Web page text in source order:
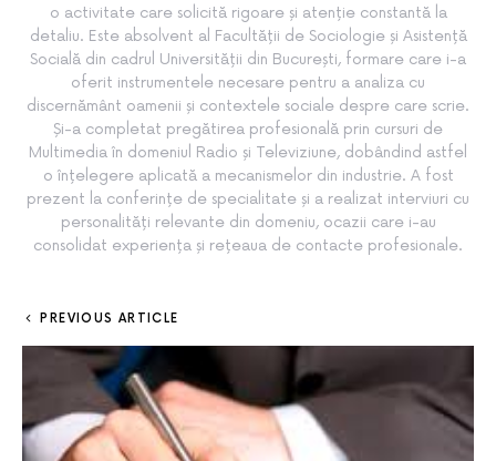
o activitate care solicită rigoare și atenție constantă la
detaliu. Este absolvent al Facultății de Sociologie și Asistență
Socială din cadrul Universității din București, formare care i-a
oferit instrumentele necesare pentru a analiza cu
discernământ oamenii și contextele sociale despre care scrie.
Și-a completat pregătirea profesională prin cursuri de
Multimedia în domeniul Radio și Televiziune, dobândind astfel
o înțelegere aplicată a mecanismelor din industrie. A fost
prezent la conferințe de specialitate și a realizat interviuri cu
personalități relevante din domeniu, ocazii care i-au
consolidat experiența și rețeaua de contacte profesionale.
PREVIOUS ARTICLE